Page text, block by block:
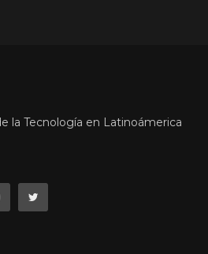
la Tecnología en Latinoámerica